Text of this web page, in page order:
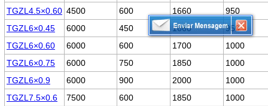
TGZL4.5×0.60 4500 600 1660
950
TGZL6×0.45
6000 450 1660
950
TGZL6×0.60
6000 600 1700
1000
TGZL6×0.75
6000 750 1850
1000
TGZL6×0.9
6000 900 2000
1000
TGZL7.5×0.6
7500 600 1850
1000